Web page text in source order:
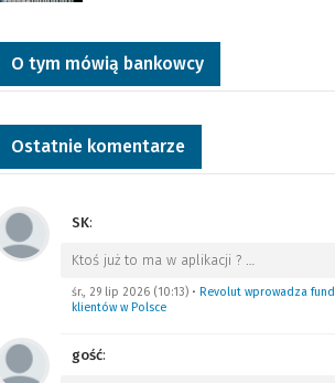
O tym mówią bankowcy
Ostatnie komentarze
SK:
Ktoś już to ma w aplikacji ? …
śr., 29 lip 2026 (10:13) • Revolut wprowadza
klientów w Polsce
gość: